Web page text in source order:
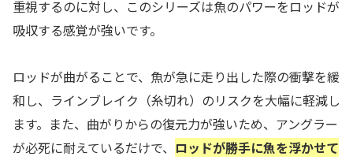
重視するのに対し、このシリーズは魚のパワーをロッドが
吸収する感覚が強いです。
ロッドが曲がることで、魚が急に走り出した際の衝撃を緩
和し、ラインブレイク（糸切れ）のリスクを大幅に軽減し
ます。また、曲がりからの復元力が強いため、アングラー
が必死に耐えているだけで、 ロッドが勝手に魚を浮かせて